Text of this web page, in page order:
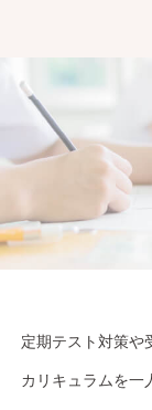
定期テスト対策や
カリキュラムを一